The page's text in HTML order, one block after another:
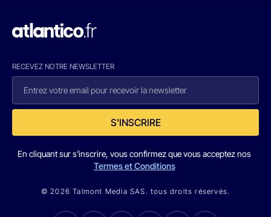
RECEVEZ NOTRE NEWSLETTER
S'INSCRIRE
En cliquant sur s'inscrire, vous confirmez que vous acceptez nos
Termes et Conditions
© 2026 Talmont Media SAS. tous droits réservés.